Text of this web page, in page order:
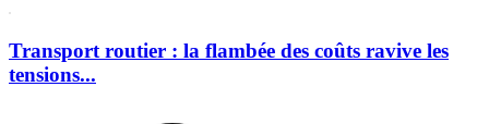
Transport routier : la flambée des coûts ravive les
tensions...